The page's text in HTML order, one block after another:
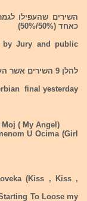
השירים שהעפילו
כאחד (50%/50%)
by Jury and public
להלן 9 השירים אשר העפילו לגמר הסרבי לתחרות אירוויזיון 2022:
final yesterday
( My Angel)
U Ocima (Girl
(Kiss , Kiss ,
To Loose my